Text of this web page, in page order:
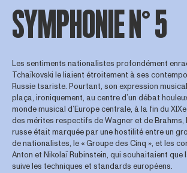
SYMPHONIE N° 5
Les sentiments nationalistes profondément
Tchaïkovski le liaient étroitement à ses
Russie tsariste. Pourtant, son expression
plaça, ironiquement, au centre d’un débat
monde musical d’Europe centrale, à la fin du
des mérites respectifs de Wagner et de Brahms,
russe était marquée par une hostilité entre un
de nationalistes, le « Groupe des Cinq », et les
Anton et Nikolaï Rubinstein, qui souhaitaient que
suive les techniques et standards européens.